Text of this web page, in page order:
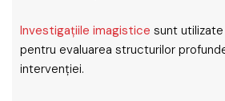
Investigațiile imagistice sunt
pentru evaluarea structurilor
intervenției.